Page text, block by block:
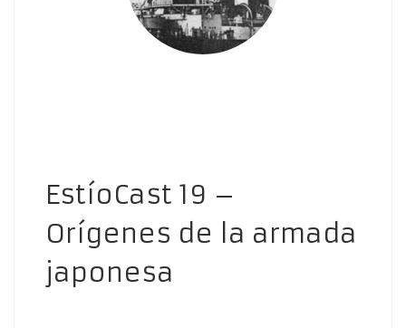
EstíoCast 19 –
Orígenes de la armada
japonesa